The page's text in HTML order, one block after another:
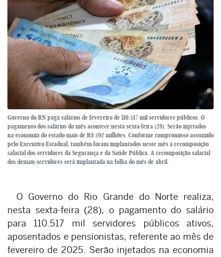
Governo do RN paga salários de fevereiro de 110.517 mil servidores públicos. O
pagamento dos salários do mês acontece nesta sexta-feira (28). Serão injetados
na economia do estado mais de R$ 592 milhões. Conforme compromisso assumido
pelo Executivo Estadual, também foram implantados neste mês a recomposição
salarial dos servidores da Segurança e da Saúde Pública. A recomposição salarial
dos demais servidores será implantada na folha do mês de abril.
O Governo do Rio Grande do Norte realiza,
nesta sexta-feira (28), o pagamento do salário
para 110.517 mil servidores públicos ativos,
aposentados e pensionistas, referente ao mês de
fevereiro de 2025. Serão injetados na economia